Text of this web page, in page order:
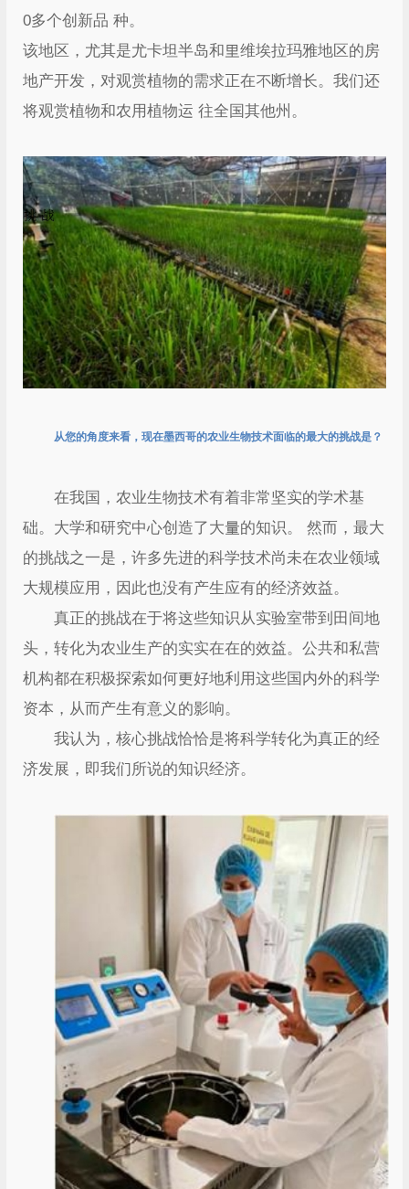
0多个创新品 种。
该地区，尤其是尤卡坦半岛和里维埃拉玛雅地区的房
地产开发，对观赏植物的需求正在不断增长。我们还
将观赏植物和农用植物运 往全国其他州。
从您的角度来看，现在墨西哥的农业生物技术面临的最大的挑战是？
在我国，农业生物技术有着非常坚实的学术基
础。大学和研究中心创造了大量的知识。 然而，最大
的挑战之一是，许多先进的科学技术尚未在农业领域
大规模应用，因此也没有产生应有的经济效益。
真正的挑战在于将这些知识从实验室带到田间地
头，转化为农业生产的实实在在的效益。公共和私营
机构都在积极探索如何更好地利用这些国内外的科学
资本，从而产生有意义的影响。
我认为，核心挑战恰恰是将科学转化为真正的经
济发展，即我们所说的知识经济。